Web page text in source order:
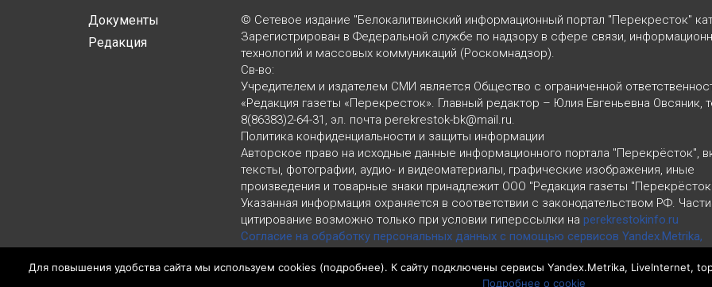
Документы
Редакция
© Сетевое издание "Белокалитвинский информационный портал "Перекресток"
Зарегистрирован в Федеральной службе по надзору в сфере связи,
технологий и массовых коммуникаций (Роскомнадзор).
Св-во:
Учредителем и издателем СМИ является Общество с ограниченной
«Редакция газеты «Перекресток». Главный редактор – Юлия Евгеньевна Овсяник,
8(86383)2-64-31, эл. почта perekrestok-bk@mail.ru.
Политика конфиденциальности и защиты информации
Авторское право на исходные данные информационного портала "Перекрёсток",
тексты, фотографии, аудио- и видеоматериалы, графические изображения, иные
произведения и товарные знаки принадлежит ООО "Редакция газеты
Указанная информация охраняется в соответствии с законодательством РФ.
цитирование возможно только при условии гиперссылки на perekrestokinfo.ru
Согласие на обработку персональных данных с помощью сервисов Yandex.Metrika,
Политика конфиденциальности и защиты информации
Для повышения удобства сайта мы используем cookies (подробнее). К сайту подключены сервисы Yandex.Metrika, LiveInternet,
Подробнее о cookie